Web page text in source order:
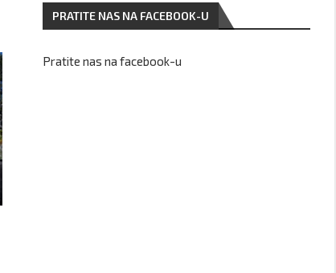
PRATITE NAS NA FACEBOOK-U
Pratite nas na facebook-u